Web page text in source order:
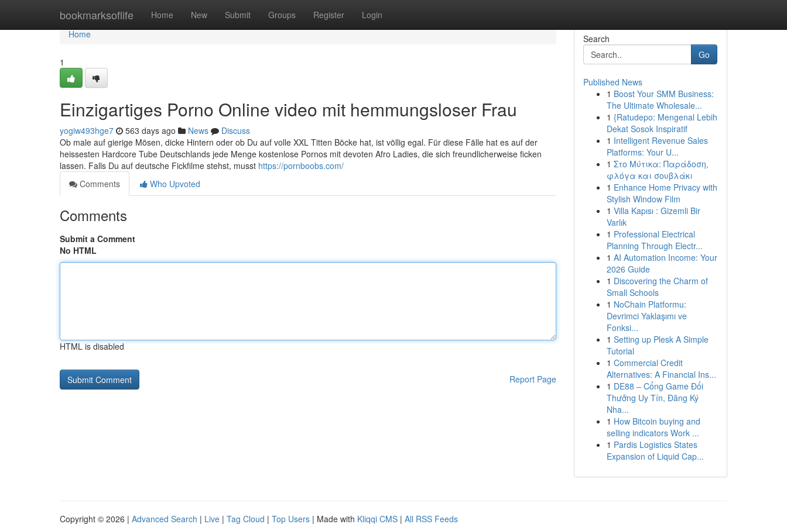
bookmarksoflife Home New Submit Groups Register Login
Home
Home
1
Einzigartiges Porno Online video mit hemmungsloser Frau
yogiw493hge7 563 days ago News
Discuss
Ob male auf gierige Mösen, dicke Hintern oder ob Du auf volle XXL Titten Böcke hat, ist völlig egal. Für diese Fälle hat es auf der
heissesten Hardcore Tube Deutschlands jede Menge kostenlose Pornos mit devoten Afro Ladies, die sich freundlicherweise ficken
lassen. Falls Du auf deutsche Fickfilme stehst, musst https://pornboobs.com/
Comments
Who Upvoted
Comments
Submit a Comment
No HTML
HTML is disabled
Report Page
Search
Go
Published News
1 Boost Your SMM Business:
The Ultimate Wholesale...
1 {Ratudepo: Mengenal Lebih
Dekat Sosok Inspiratif
1 Intelligent Revenue Sales
Platforms: Your U...
1 Στο Μύτικα: Παράδοση,
φλόγα και σουβλάκι
1 Enhance Home Privacy with
Stylish Window Film
1 Villa Kapısı : Gizemli Bir
Varlık
1 Professional Electrical
Planning Through Electr...
1 AI Automation Income: Your
2026 Guide
1 Discovering the Charm of
Small Schools
1 NoChain Platformu:
Devrimci Yaklaşımı ve
Fonksi...
1 Setting up Plesk A Simple
Tutorial
1 Commercial Credit
Alternatives: A Financial Ins...
1 DE88 – Cổng Game Đổi
Thưởng Uy Tín, Đăng Ký
Nha...
1 How Bitcoin buying and
selling indicators Work ...
1 Pardis Logistics States
Expansion of Liquid Cap...
Copyright © 2026 | Advanced Search | Live | Tag Cloud | Top Users | Made with Kliqqi CMS | All RSS Feeds